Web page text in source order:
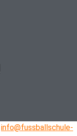
info@fussballschule-